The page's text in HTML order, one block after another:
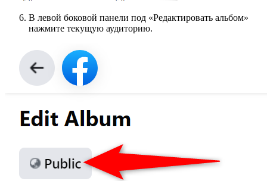
В левой боковой панели под «Редактировать альбом»
нажмите текущую аудиторию.